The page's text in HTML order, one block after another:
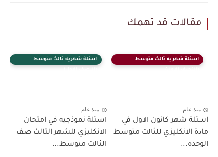
مقالات قد تهمك
اسئلة شهريه ثالث متوسط
منذ عام
اسئلة شهر كانون الاول في
مادة الانكليزي للثالث متوسط
الوحدة...
اسئلة شهريه ثالث متوسط
منذ عام
اسئلة نموذجيه في امتحان
الانكليزي للشهر الثالث صف
الثالث متوسط...